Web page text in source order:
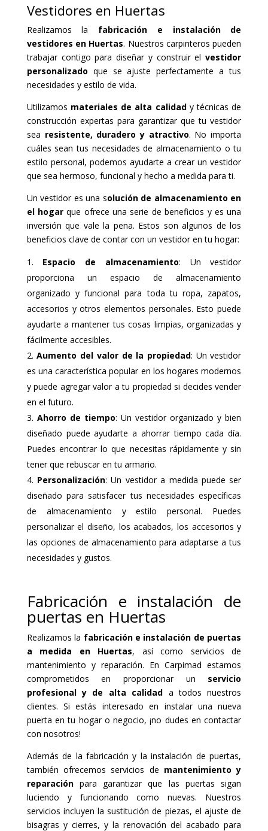
Vestidores en Huertas
Realizamos la fabricación e instalación de
vestidores en Huertas. Nuestros carpinteros pueden
trabajar contigo para diseñar y construir elvestidor
personalizado que se ajuste perfectamente a tus
necesidades y estilo de vida.
Utilizamos materiales de alta calidady técnicas de
construcción expertas para garantizar que tu vestidor
sea resistente, duradero y atractivo. No importa
cuáles sean tus necesidades de almacenamiento o tu
estilo personal, podemos ayudarte a crear un vestidor
que sea hermoso, funcional y hecho a medida para ti.
Un vestidor es una solución de almacenamiento en
el hogar que ofrece una serie de beneficios y es una
inversión que vale la pena. Estos son algunos de los
beneficios clave de contar con un vestidor en tu hogar:
Espacio de almacenamiento: Un vestidor
proporciona un espacio de almacenamiento
organizado y funcional para toda tu ropa, zapatos,
accesorios y otros elementos personales. Esto puede
ayudarte a mantener tus cosas limpias, organizadas y
fácilmente accesibles.
Aumento del valor de la propiedad: Un vestidor
es una característica popular en los hogares modernos
y puede agregar valor a tu propiedad si decides vender
en el futuro.
Ahorro de tiempo: Un vestidor organizado y bien
diseñado puede ayudarte a ahorrar tiempo cada día.
Puedes encontrar lo que necesitas rápidamente y sin
tener que rebuscar en tu armario.
Personalización: Un vestidor a medida puede ser
diseñado para satisfacer tus necesidades específicas
de almacenamiento y estilo personal. Puedes
personalizar el diseño, los acabados, los accesorios y
las opciones de almacenamiento para adaptarse a tus
necesidades y gustos.
Fabricación e instalación de
puertas en Huertas
Realizamos la fabricación e instalación de puertas
a medida en Huertas, así como servicios de
mantenimiento y reparación. En Carpimad estamos
comprometidos en proporcionar un servicio
profesional y de alta calidad a todos nuestros
clientes. Si estás interesado en instalar una nueva
puerta en tu hogar o negocio, ¡no dudes en contactar
con nosotros!
Además de la fabricación y la instalación de puertas,
también ofrecemos servicios de mantenimiento y
reparaciónpara garantizar que las puertas sigan
luciendo y funcionando como nuevas. Nuestros
servicios incluyen la sustitución de piezas, el ajuste de
bisagras y cierres, y la renovación del acabado para